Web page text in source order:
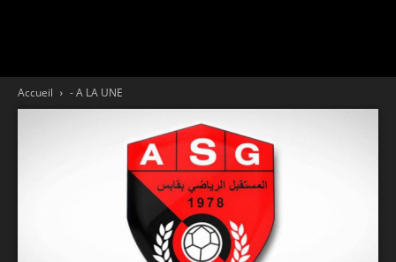
Accueil - A LA UNE